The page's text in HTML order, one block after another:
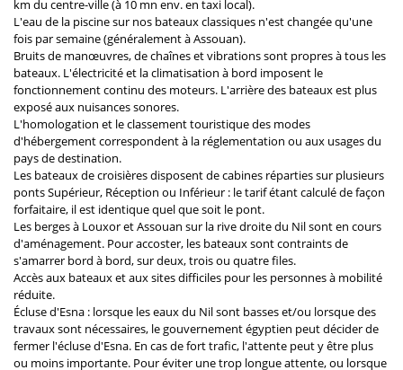
km du centre-ville (à 10 mn env. en taxi local).
L'eau de la piscine sur nos bateaux classiques n'est changée qu'une
fois par semaine (généralement à Assouan).
Bruits de manœuvres, de chaînes et vibrations sont propres à tous les
bateaux. L'électricité et la climatisation à bord imposent le
fonctionnement continu des moteurs. L'arrière des bateaux est plus
exposé aux nuisances sonores.
L'homologation et le classement touristique des modes
d'hébergement correspondent à la réglementation ou aux usages du
pays de destination.
Les bateaux de croisières disposent de cabines réparties sur plusieurs
ponts Supérieur, Réception ou Inférieur : le tarif étant calculé de façon
forfaitaire, il est identique quel que soit le pont.
Les berges à Louxor et Assouan sur la rive droite du Nil sont en cours
d'aménagement. Pour accoster, les bateaux sont contraints de
s'amarrer bord à bord, sur deux, trois ou quatre files.
Accès aux bateaux et aux sites difficiles pour les personnes à mobilité
réduite.
Écluse d'Esna : lorsque les eaux du Nil sont basses et/ou lorsque des
travaux sont nécessaires, le gouvernement égyptien peut décider de
fermer l'écluse d'Esna. En cas de fort trafic, l'attente peut y être plus
ou moins importante. Pour éviter une trop longue attente, ou lorsque